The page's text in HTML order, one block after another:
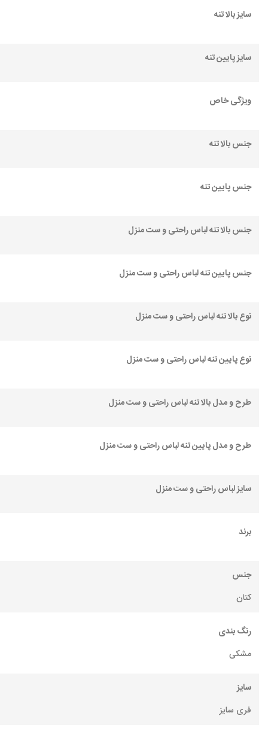
سایز بالا تنه
سایز پایین تنه
ویژگی خاص
جنس بالا تنه
جنس پایین تنه
جنس بالا تنه لباس راحتی و ست منزل
جنس پایین تنه لباس راحتی و ست منزل
نوع بالا تنه لباس راحتی و ست منزل
نوع پایین تنه لباس راحتی و ست منزل
طرح و مدل بالا تنه لباس راحتی و ست منزل
طرح و مدل پایین تنه لباس راحتی و ست منزل
سایز لباس راحتی و ست منزل
برند
جنس
کتان
رنگ بندی
مشکی
سایز
فری سایز